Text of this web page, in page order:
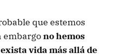
que estemos
embargono hemos
vida más allá de